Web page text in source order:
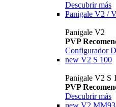
Descubrir más
Panigale V2 /
Panigale V2
PVP
Configurador
new V2 S 100
Panigale V2 S
PVP
Descubrir más
new V2 MM93